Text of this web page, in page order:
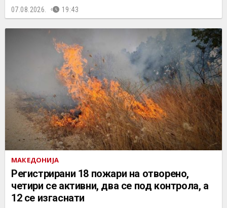
07.08.2026. 19:43
МАКЕДОНИЈА
Регистрирани 18 пожари на отворено,
четири се активни, два се под контрола, а
12 се изгаснати